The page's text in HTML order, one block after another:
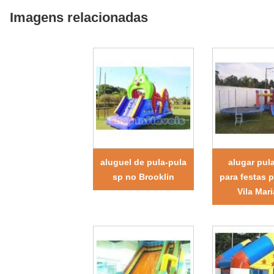
Imagens relacionadas
aluguel de pula-pula
sp no Brooklin
alugar
para festas
Vila